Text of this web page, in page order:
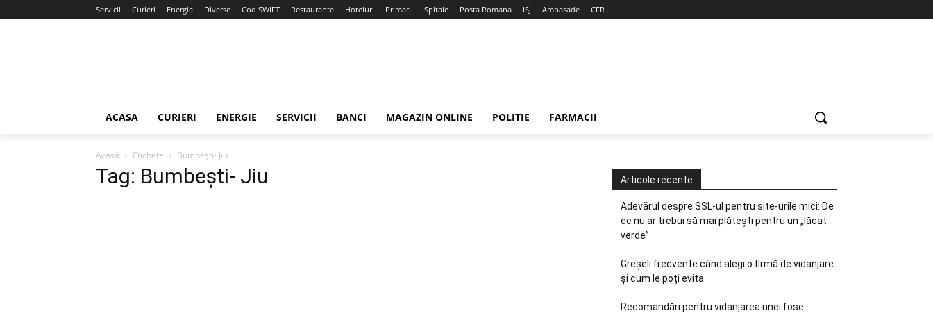
Servicii Curieri Energie Diverse Cod SWIFT Restaurante Hoteluri Primarii Spitale Posta Romana ISJ Ambasade CFR
ACASA CURIERI ENERGIE SERVICII BANCI MAGAZIN ONLINE POLITIE FARMACII
Acasă Etichete Bumbeşti- Jiu
Tag: Bumbeşti- Jiu Articole recente
Adevărul despre SSL-ul pentru site-urile mici: De
ce nu ar trebui să mai plătești pentru un „lăcat
verde”
Greșeli frecvente când alegi o firmă de vidanjare
și cum le poți evita
Recomandări pentru vidanjarea unei fose